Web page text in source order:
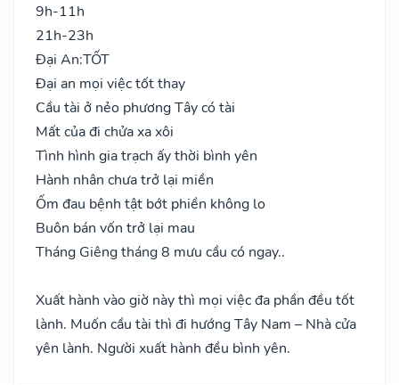
9h-11h
21h-23h
Đại An:TỐT
Đại an mọi việc tốt thay
Cầu tài ở nẻo phương Tây có tài
Mất của đi chửa xa xôi
Tình hình gia trạch ấy thời bình yên
Hành nhân chưa trở lại miền
Ốm đau bệnh tật bớt phiền không lo
Buôn bán vốn trở lại mau
Tháng Giêng tháng 8 mưu cầu có ngay..
Xuất hành vào giờ này thì mọi việc đa phần đều tốt
lành. Muốn cầu tài thì đi hướng Tây Nam – Nhà cửa
yên lành. Người xuất hành đều bình yên.